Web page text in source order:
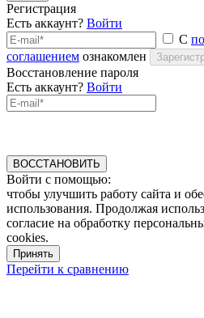
Регистрация
Есть аккаунт? Войти
С
соглашением ознакомлен
Восстановление пароля
Есть аккаунт? Войти
ВОССТАНОВИТЬ
Войти с помощью:
чтобы улучшить работу сайта и
использования. Продолжая
согласие на обработку
cookies.
Принять
Перейти к сравнению